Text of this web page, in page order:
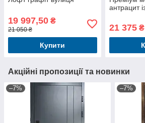
19 997,50 ₴
21 050 ₴
Купити
антрацит
21 375₴
Акційні пропозиції та новинки
–7% –7%